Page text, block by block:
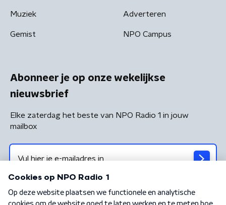
Muziek
Gemist
Adverteren
NPO Campus
Abonneer je op onze wekelijkse
nieuwsbrief
Elke zaterdag het beste van NPO Radio 1 in jouw
mailbox